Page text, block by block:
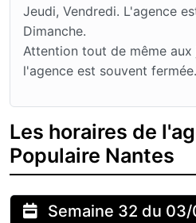
Jeudi, Vendredi. L'agence
Dimanche.
Attention tout de même
l'agence est souvent fermée.
Les horaires de
Populaire Nantes
Semaine 32 du